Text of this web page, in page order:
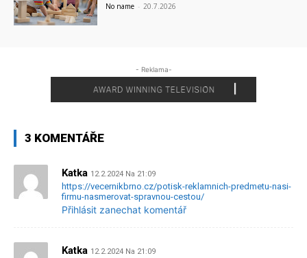
No name - 20.7.2026
- Reklama-
3 KOMENTÁŘE
Katka 12.2.2024 Na 21:09
https://vecernikbrno.cz/potisk-reklamnich-predmetu-nasi-
firmu-nasmerovat-spravnou-cestou/
Přihlásit zanechat komentář
Katka 12.2.2024 Na 21:09